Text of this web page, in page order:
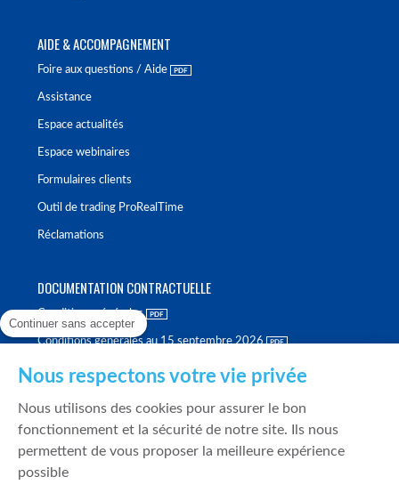
AIDE & ACCOMPAGNEMENT
Foire aux questions / Aide
Assistance
Espace actualités
Espace webinaires
Formulaires clients
Outil de trading ProRealTime
Réclamations
DOCUMENTATION CONTRACTUELLE
Conditions générales
Conditions générales au 15 septembre 2026
Politique de meilleure sélection
Politique de durabilité
Fonds de garantie des dépôts et de résolution
Continuer sans accepter
Nous respectons votre vie privée
Nous utilisons des cookies pour assurer le bon
fonctionnement et la sécurité de notre site. Ils nous
permettent de vous proposer la meilleure expérience
possible